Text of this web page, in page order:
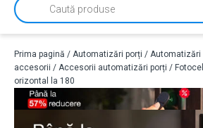
Products
search
Prima pagină / Automatizări porți / Automatizări
accesorii / Accesorii automatizări porți /
orizontal la 180